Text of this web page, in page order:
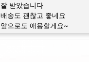
잘 받았습니다
배송도 괜찮고 좋네요
앞으로도 애용할게요~